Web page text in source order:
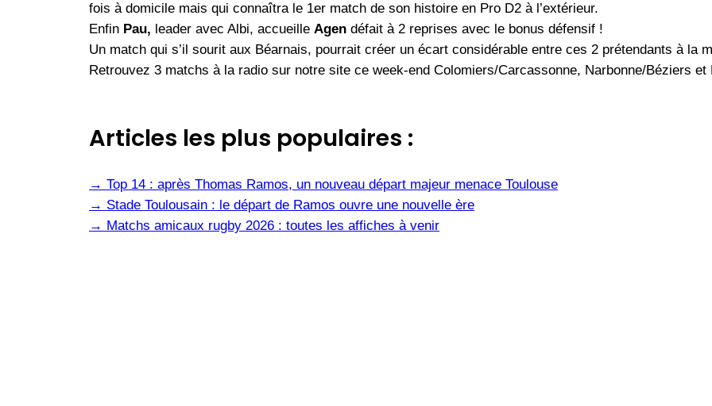
fois à domicile mais qui connaîtra le 1er match de son histoire en Pro D2 à l’extérieur.
Enfin Pau, leader avec Albi, accueille Agen défait à 2 reprises avec le bonus défensif !
Un match qui s’il sourit aux Béarnais, pourrait créer un écart considérable entre ces 2 prétendants à la
Retrouvez 3 matchs à la radio sur notre site ce week-end Colomiers/Carcassonne, Narbonne/Béziers
Articles les plus populaires :
→ Top 14 : après Thomas Ramos, un nouveau départ majeur menace Toulouse
→ Stade Toulousain : le départ de Ramos ouvre une nouvelle ère
→ Matchs amicaux rugby 2026 : toutes les affiches à venir